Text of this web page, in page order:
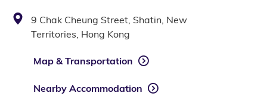
9 Chak Cheung Street, Shatin, New
Territories, Hong Kong
Map & Transportation
Nearby Accommodation